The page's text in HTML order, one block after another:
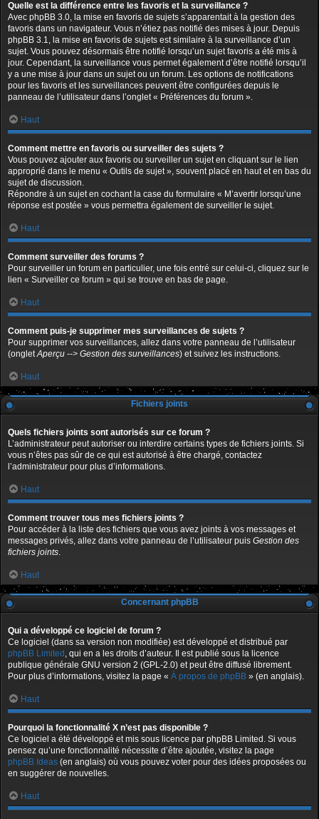
Quelle est la différence entre les favoris et la surveillance ?
Avec phpBB 3.0, la mise en favoris de sujets s’apparentait à la gestion des
favoris dans un navigateur. Vous n’étiez pas notifié des mises à jour. Depuis
phpBB 3.1, la mise en favoris de sujets est similaire à la surveillance d’un
sujet. Vous pouvez désormais être notifié lorsqu’un sujet favoris a été mis à
jour. Cependant, la surveillance vous permet également d’être notifié lorsqu’il
y a une mise à jour dans un sujet ou un forum. Les options de notifications
pour les favoris et les surveillances peuvent être configurées depuis le
panneau de l’utilisateur dans l’onglet « Préférences du forum ».
Haut
Comment mettre en favoris ou surveiller des sujets ?
Vous pouvez ajouter aux favoris ou surveiller un sujet en cliquant sur le lien
approprié dans le menu « Outils de sujet », souvent placé en haut et en bas du
sujet de discussion.
Répondre à un sujet en cochant la case du formulaire « M’avertir lorsqu’une
réponse est postée » vous permettra également de surveiller le sujet.
Haut
Comment surveiller des forums ?
Pour surveiller un forum en particulier, une fois entré sur celui-ci, cliquez sur le
lien « Surveiller ce forum » qui se trouve en bas de page.
Haut
Comment puis-je supprimer mes surveillances de sujets ?
Pour supprimer vos surveillances, allez dans votre panneau de l’utilisateur
(ongletAperçu --> Gestion des surveillances) et suivez les instructions.
Haut
Fichiers joints
Quels fichiers joints sont autorisés sur ce forum ?
L’administrateur peut autoriser ou interdire certains types de fichiers joints. Si
vous n’êtes pas sûr de ce qui est autorisé à être chargé, contactez
l’administrateur pour plus d’informations.
Haut
Comment trouver tous mes fichiers joints ?
Pour accéder à la liste des fichiers que vous avez joints à vos messages et
messages privés, allez dans votre panneau de l’utilisateur puis Gestion des
fichiers joints.
Haut
Concernant phpBB
Qui a développé ce logiciel de forum ?
Ce logiciel (dans sa version non modifiée) est développé et distribué par
phpBB Limited , qui en a les droits d’auteur. Il est publié sous la licence
publique générale GNU version 2 (GPL-2.0) et peut être diffusé librement.
Pour plus d’informations, visitez la page « À propos de phpBB » (en anglais).
Haut
Pourquoi la fonctionnalité X n’est pas disponible ?
Ce logiciel a été développé et mis sous licence par phpBB Limited. Si vous
pensez qu’une fonctionnalité nécessite d’être ajoutée, visitez la page
phpBB Ideas (en anglais) où vous pouvez voter pour des idées proposées ou
en suggérer de nouvelles.
Haut